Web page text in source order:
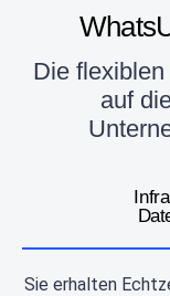
Die
auf
Sie erhalten